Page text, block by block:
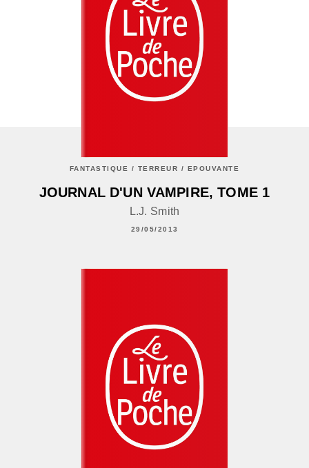
FANTASTIQUE / TERREUR / EPOUVANTE
JOURNAL D'UN VAMPIRE, TOME 1
L.J. Smith
29/05/2013